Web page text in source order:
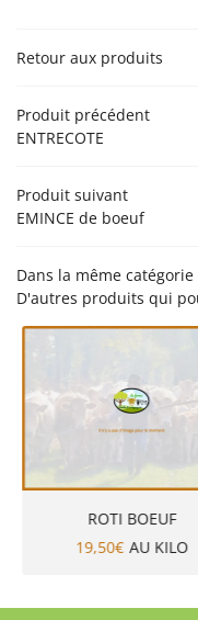
PRODUITS
EN IMAGES
ACTUALITÉS
Retour aux produits
Produit précédent
ENTRECOTE
Produit suivant
EMINCE de boeuf
Dans la même catégorie
D'autres produits qui
ROTI BOEUF
19,50€ AU KILO